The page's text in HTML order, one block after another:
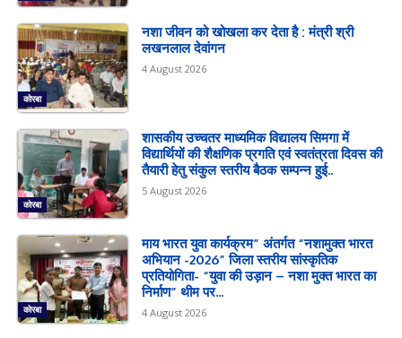
कोरबा
नशा जीवन को खोखला कर देता है : मंत्री श्री
लखनलाल देवांगन
4 August 2026
कोरबा
शासकीय उच्चतर माध्यमिक विद्यालय सिमगा में
विद्यार्थियों की शैक्षणिक प्रगति एवं स्वतंत्रता दिवस की
तैयारी हेतु संकुल स्तरीय बैठक सम्पन्न हुई..
5 August 2026
कोरबा
माय भारत युवा कार्यक्रम” अंतर्गत “नशामुक्त भारत
अभियान -2026” जिला स्तरीय सांस्कृतिक
प्रतियोगिता- “युवा की उड़ान – नशा मुक्त भारत का
निर्माण” थीम पर...
4 August 2026